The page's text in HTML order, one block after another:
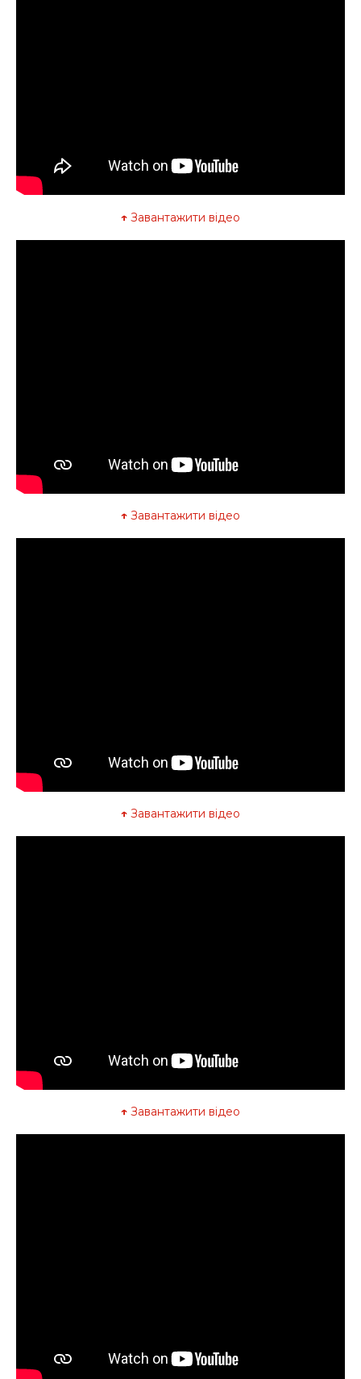
↑ Завантажити відео
↑ Завантажити відео
↑ Завантажити відео
↑ Завантажити відео